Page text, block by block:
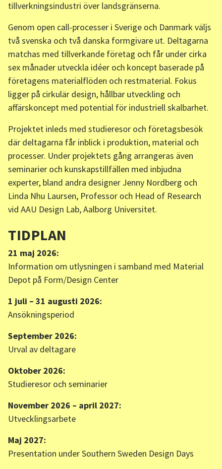
tillverkningsindustri över landsgränserna.
Genom open call-processer i Sverige och Danmark väljs
två svenska och två danska formgivare ut. Deltagarna
matchas med tillverkande företag och får under cirka
sex månader utveckla idéer och koncept baserade på
företagens materialflöden och restmaterial. Fokus
ligger på cirkulär design, hållbar utveckling och
affärskoncept med potential för industriell skalbarhet.
Projektet inleds med studieresor och företagsbesök
där deltagarna får inblick i produktion, material och
processer. Under projektets gång arrangeras även
seminarier och kunskapstillfällen med inbjudna
experter, bland andra designer Jenny Nordberg och
Linda Nhu Laursen, Professor och Head of Research
vid AAU Design Lab, Aalborg Universitet.
TIDPLAN
21 maj 2026:
Information om utlysningen i samband med Material
Depot på Form/Design Center
1 juli – 31 augusti 2026:
Ansökningsperiod
September 2026:
Urval av deltagare
Oktober 2026:
Studieresor och seminarier
November 2026 – april 2027:
Utvecklingsarbete
Maj 2027:
Presentation under Southern Sweden Design Days